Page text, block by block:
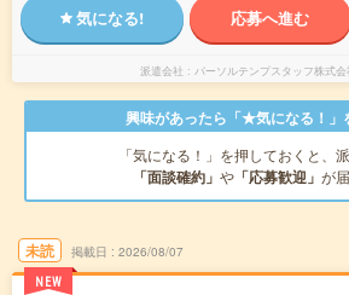
気になる! 応募へ進む
派遣会社 パーソルテンプスタッフ株式
興味があったら「★気になる！」
「気になる！」を押しておくと、
「面談確約」 や 「応募歓迎」 が
未読
NEW
掲載日 2026/08/07